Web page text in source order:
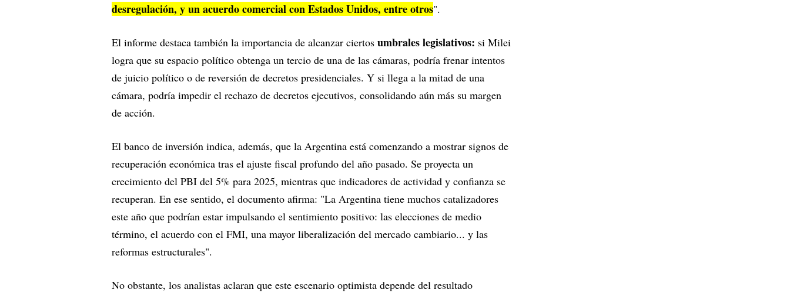
desregulación, y un acuerdo comercial con Estados Unidos, entre otros".
El informe destaca también la importancia de alcanzar ciertos umbrales legislativos: si Milei
logra que su espacio político obtenga un tercio de una de las cámaras, podría frenar intentos
de juicio político o de reversión de decretos presidenciales. Y si llega a la mitad de una
cámara, podría impedir el rechazo de decretos ejecutivos, consolidando aún más su margen
de acción.
El banco de inversión indica, además, que la Argentina está comenzando a mostrar signos de
recuperación económica tras el ajuste fiscal profundo del año pasado. Se proyecta un
crecimiento del PBI del 5% para 2025, mientras que indicadores de actividad y confianza se
recuperan. En ese sentido, el documento afirma: "La Argentina tiene muchos catalizadores
este año que podrían estar impulsando el sentimiento positivo: las elecciones de medio
término, el acuerdo con el FMI, una mayor liberalización del mercado cambiario... y las
reformas estructurales".
No obstante, los analistas aclaran que este escenario optimista depende del resultado